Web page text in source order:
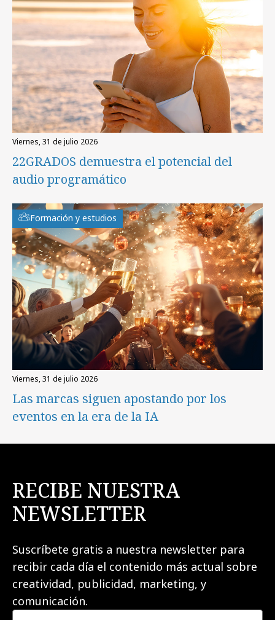
viernes, 31 de julio 2026
22GRADOS demuestra el potencial del
audio programático
Formación y estudios
viernes, 31 de julio 2026
Las marcas siguen apostando por los
eventos en la era de la IA
RECIBE NUESTRA
NEWSLETTER
Suscríbete gratis a nuestra newsletter para
recibir cada día el contenido más actual sobre
creatividad, publicidad, marketing, y
comunicación.